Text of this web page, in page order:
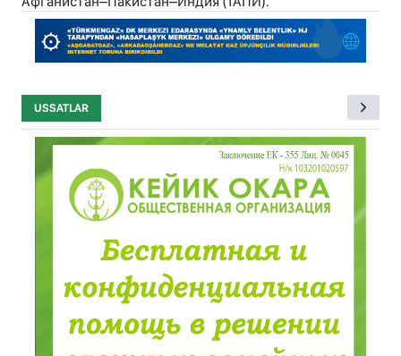
USSATLAR